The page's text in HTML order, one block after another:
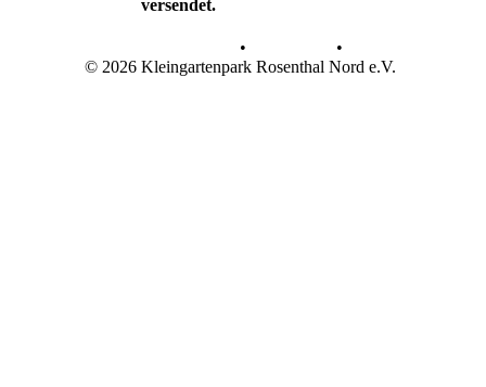
versendet.
•
•
© 2026 Kleingartenpark Rosenthal Nord e.V.